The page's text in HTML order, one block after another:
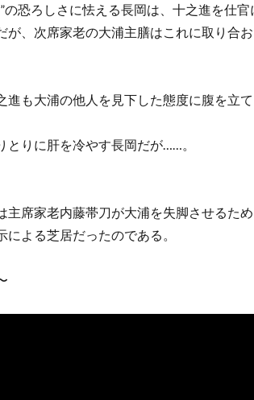
の恐ろしさに怯える長岡は、十之進を仕
が、次席家老の大浦主膳はこれに取り合
進も大浦の他人を見下した態度に腹を立
とりに肝を冷やす長岡だが……。
主席家老内藤帯刀が大浦を失脚させるた
による芝居だったのである。